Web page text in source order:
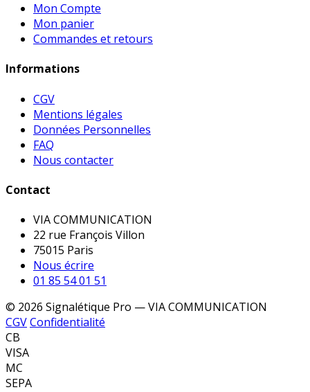
Mon Compte
Mon panier
Commandes et retours
Informations
CGV
Mentions légales
Données Personnelles
FAQ
Nous contacter
Contact
VIA COMMUNICATION
22 rue François Villon
75015 Paris
Nous écrire
01 85 54 01 51
© 2026 Signalétique Pro — VIA COMMUNICATION
CGVConfidentialité
CB
VISA
MC
SEPA